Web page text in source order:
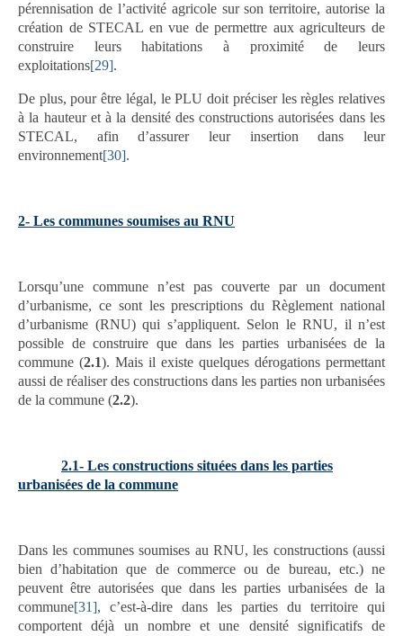
pérennisation de l’activité agricole sur son territoire, autorise la
création de STECAL en vue de permettre aux agriculteurs de
construire leurs habitations à proximité de leurs
exploitations[29].
De plus, pour être légal, le PLU doit préciser les règles relatives
à la hauteur et à la densité des constructions autorisées dans les
STECAL, afin d’assurer leur insertion dans leur
environnement[30].
2- Les communes soumises au RNU
Lorsqu’une commune n’est pas couverte par un document
d’urbanisme, ce sont les prescriptions du Règlement national
d’urbanisme (RNU) qui s’appliquent. Selon le RNU, il n’est
possible de construire que dans les parties urbanisées de la
commune (2.1). Mais il existe quelques dérogations permettant
aussi de réaliser des constructions dans les parties non urbanisées
de la commune (2.2).
2.1- Les constructions situées dans les parties
urbanisées de la commune
Dans les communes soumises au RNU, les constructions (aussi
bien d’habitation que de commerce ou de bureau, etc.) ne
peuvent être autorisées que dans les parties urbanisées de la
commune[31], c’est-à-dire dans les parties du territoire qui
comportent déjà un nombre et une densité significatifs de